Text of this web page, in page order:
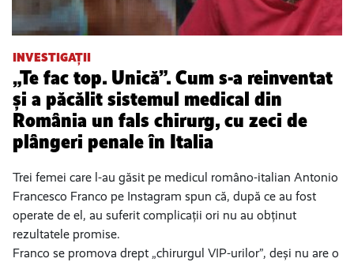
INVESTIGAȚII
„Te fac top. Unică”. Cum s-a reinventat
și a păcălit sistemul medical din
România un fals chirurg, cu zeci de
plângeri penale în Italia
Trei femei care l-au găsit pe medicul româno-italian Antonio
Francesco Franco pe Instagram spun că, după ce au fost
operate de el, au suferit complicații ori nu au obținut
rezultatele promise.
Franco se promova drept „chirurgul VIP-urilor”, deși nu are o